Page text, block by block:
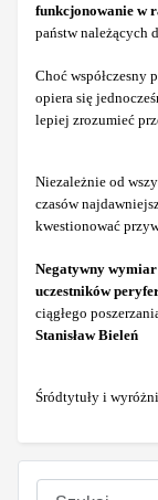
Szukaj
funkcjonowanie w
państw należących
Choć współczesny
opiera się
lepiej zrozumieć
Niezależnie od
czasów
kwestionować
Negatywny wymiar
uczestników
ciągłego
Stanisław Bieleń
Śródtytuły i